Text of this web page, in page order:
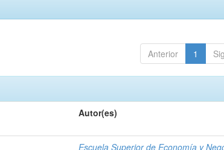
Anterior 1
Autor(es)
Escuela Superior de Economía y